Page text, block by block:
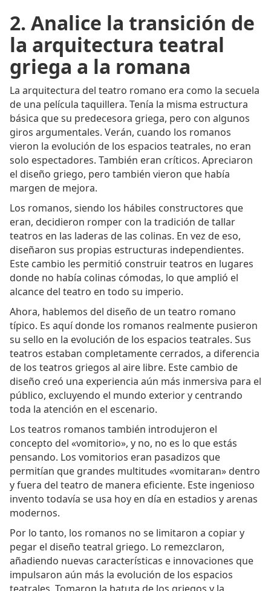
2. Analice la transición de
la arquitectura teatral
griega a la romana
La arquitectura del teatro romano era como la secuela
de una película taquillera. Tenía la misma estructura
básica que su predecesora griega, pero con algunos
giros argumentales. Verán, cuando los romanos
vieron la evolución de los espacios teatrales, no eran
solo espectadores. También eran críticos. Apreciaron
el diseño griego, pero también vieron que había
margen de mejora.
Los romanos, siendo los hábiles constructores que
eran, decidieron romper con la tradición de tallar
teatros en las laderas de las colinas. En vez de eso,
diseñaron sus propias estructuras independientes.
Este cambio les permitió construir teatros en lugares
donde no había colinas cómodas, lo que amplió el
alcance del teatro en todo su imperio.
Ahora, hablemos del diseño de un teatro romano
típico. Es aquí donde los romanos realmente pusieron
su sello en la evolución de los espacios teatrales. Sus
teatros estaban completamente cerrados, a diferencia
de los teatros griegos al aire libre. Este cambio de
diseño creó una experiencia aún más inmersiva para el
público, excluyendo el mundo exterior y centrando
toda la atención en el escenario.
Los teatros romanos también introdujeron el
concepto del «vomitorio», y no, no es lo que estás
pensando. Los vomitorios eran pasadizos que
permitían que grandes multitudes «vomitaran» dentro
y fuera del teatro de manera eficiente. Este ingenioso
invento todavía se usa hoy en día en estadios y arenas
modernos.
Por lo tanto, los romanos no se limitaron a copiar y
pegar el diseño teatral griego. Lo remezclaron,
añadiendo nuevas características e innovaciones que
impulsaron aún más la evolución de los espacios
teatrales. Tomaron la batuta de los griegos y la